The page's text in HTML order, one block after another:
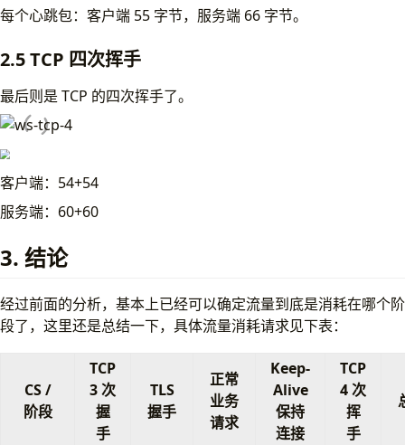
每个心跳包：客户端 55 字节，服务端 66 字节。
2.5 TCP 四次挥手
最后则是 TCP 的四次挥手了。
客户端：54+54
服务端：60+60
3. 结论
经过前面的分析，基本上已经可以确定流量到底是消耗在哪个阶
段了，这里还是总结一下，具体流量消耗请求见下表：
CS /
阶段
TCP
3 次
握
手
TLS
握手
正常
业务
请求
Keep-
Alive
保持
连接
TCP
4 次
挥
手